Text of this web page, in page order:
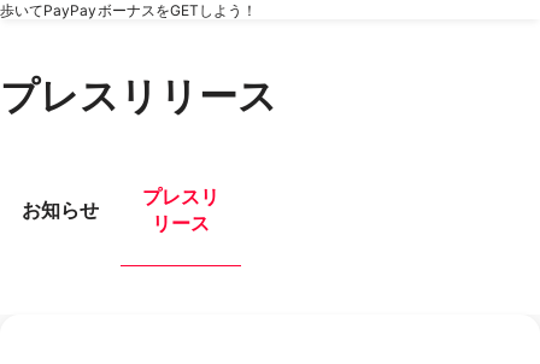
歩いてPayPayボーナスをGETしよう！
プレスリリース
お知らせ
プレスリ
リース